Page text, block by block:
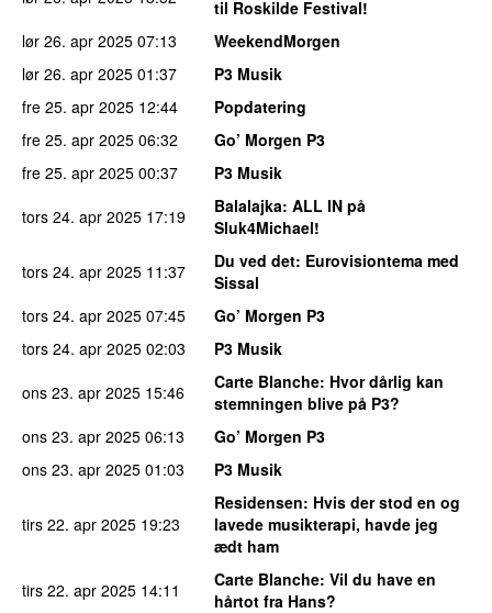
til Roskilde Festival!
lør 26. apr 2025 07:13
WeekendMorgen
lør 26. apr 2025 01:37
P3 Musik
fre 25. apr 2025 12:44
Popdatering
fre 25. apr 2025 06:32
Go’ Morgen P3
fre 25. apr 2025 00:37
P3 Musik
tors 24. apr 2025 17:19 Balalajka: ALL IN på
Sluk4Michael!
tors 24. apr 2025 11:37 Du ved det: Eurovisiontema med
Sissal
tors 24. apr 2025 07:45
Go’ Morgen P3
tors 24. apr 2025 02:03
P3 Musik
ons 23. apr 2025 15:46 Carte Blanche: Hvor dårlig kan
stemningen blive på P3?
ons 23. apr 2025 06:13
Go’ Morgen P3
ons 23. apr 2025 01:03 P3 Musik
tirs 22. apr 2025 19:23
Residensen: Hvis der stod en og
lavede musikterapi, havde jeg
ædt ham
tirs 22. apr 2025 14:11 Carte Blanche: Vil du have en
hårtot fra Hans?